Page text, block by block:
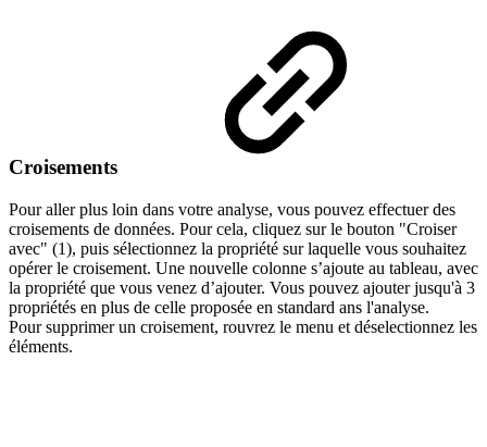
Croisements
Pour aller plus loin dans votre analyse, vous pouvez effectuer des
croisements de données. Pour cela, cliquez sur le bouton "Croiser
avec" (1), puis sélectionnez la propriété sur laquelle vous souhaitez
opérer le croisement. Une nouvelle colonne s’ajoute au tableau, avec
la propriété que vous venez d’ajouter. Vous pouvez ajouter jusqu'à 3
propriétés en plus de celle proposée en standard ans l'analyse.
Pour supprimer un croisement, rouvrez le menu et déselectionnez les
éléments.